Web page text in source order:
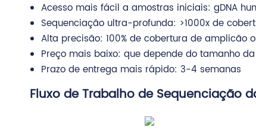
Acesso mais fácil a amostras iniciais: gDNA
Sequenciação ultra-profunda: >1000x de
Alta precisão: 100% de cobertura de amplicão
Preço mais baixo: que depende do tamanho
Prazo de entrega mais rápido: 3-4 semanas
Fluxo de Trabalho de Sequenciação